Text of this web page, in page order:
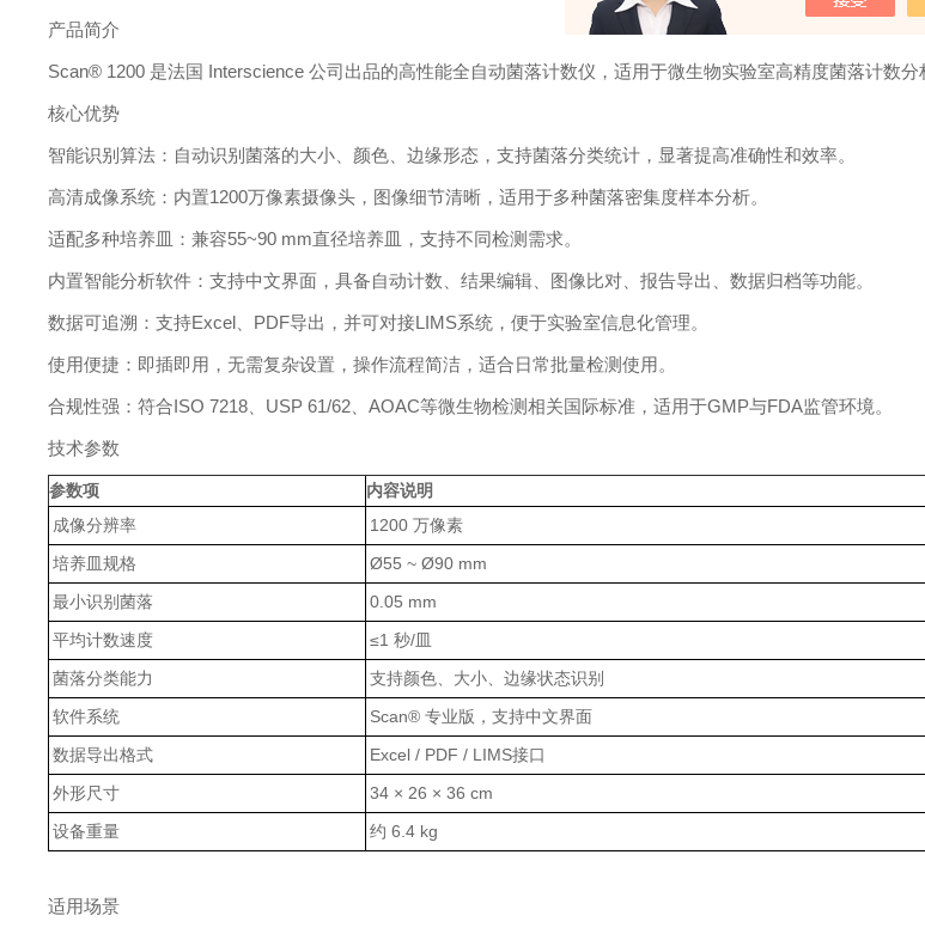
产品简介
Scan® 1200 是法国 Interscience 公司出品的高性能全自动菌落计数仪，适用于微生物实验室高精度菌落计数
核心优势
智能识别算法：自动识别菌落的大小、颜色、边缘形态，支持菌落分类统计，显著提高准确性和效率。
高清成像系统：内置1200万像素摄像头，图像细节清晰，适用于多种菌落密集度样本分析。
适配多种培养皿：兼容55~90 mm直径培养皿，支持不同检测需求。
内置智能分析软件：支持中文界面，具备自动计数、结果编辑、图像比对、报告导出、数据归档等功能。
数据可追溯：支持Excel、PDF导出，并可对接LIMS系统，便于实验室信息化管理。
使用便捷：即插即用，无需复杂设置，操作流程简洁，适合日常批量检测使用。
合规性强：符合ISO 7218、USP 61/62、AOAC等微生物检测相关国际标准，适用于GMP与FDA监管环境。
技术参数
参数项
内容说明
成像分辨率
1200 万像素
培养皿规格
Ø55 ~ Ø90 mm
最小识别菌落
0.05 mm
平均计数速度
≤1 秒/皿
菌落分类能力
支持颜色、大小、边缘状态识别
软件系统
Scan® 专业版，支持中文界面
数据导出格式
Excel / PDF / LIMS接口
外形尺寸
34 × 26 × 36 cm
设备重量
约 6.4 kg
适用场景